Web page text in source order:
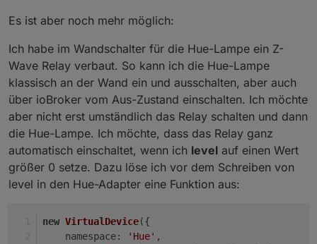
Es ist aber noch mehr möglich:
Ich habe im Wandschalter für die Hue-Lampe ein Z-
Wave Relay verbaut. So kann ich die Hue-Lampe
klassisch an der Wand ein und ausschalten, aber auch
über ioBroker vom Aus-Zustand einschalten. Ich möchte
aber nicht erst umständlich das Relay schalten und dann
die Hue-Lampe. Ich möchte, dass das Relay ganz
automatisch einschaltet, wenn ich level auf einen Wert
größer 0 setze. Dazu löse ich vor dem Schreiben von
level in den Hue-Adapter eine Funktion aus:
new VirtualDevice({
namespace: 'Hue' ,